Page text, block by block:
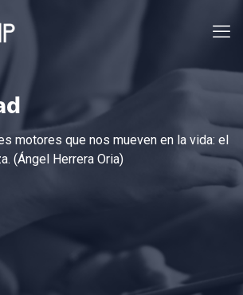
motores que nos mueven en la vida: el
(Ángel Herrera Oria)